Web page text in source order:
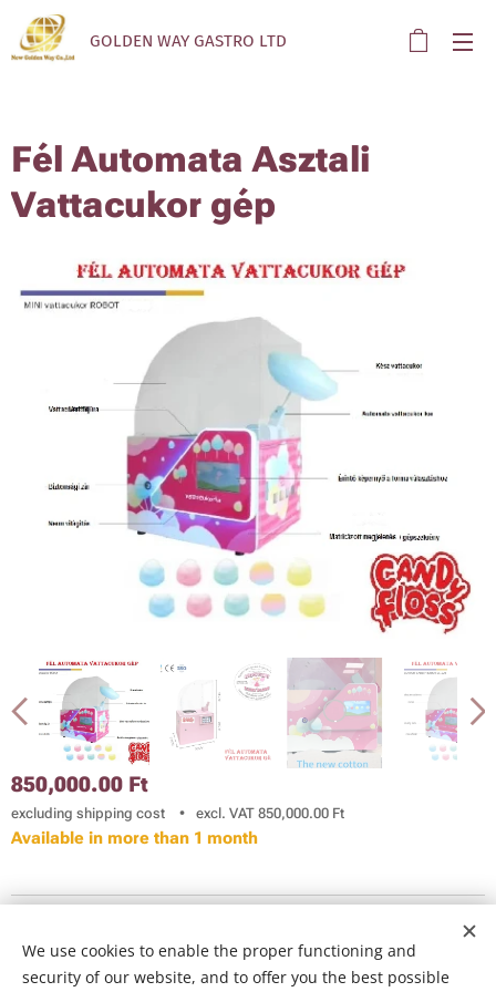
GOLDEN WAY GASTRO LTD
Fél Automata Asztali
Vattacukor gép
850,000.00 Ft
excluding shipping cost excl. VAT 850,000.00 Ft
Available in more than 1 month
© 2023 GLOBAL Tanácsadó Kft.. 1013 Budapest, Clark Ádám tér 1.
Az oldalt aWebnode működteti Cookies
We use cookies to enable the proper functioning and
security of our website, and to offer you the best possible